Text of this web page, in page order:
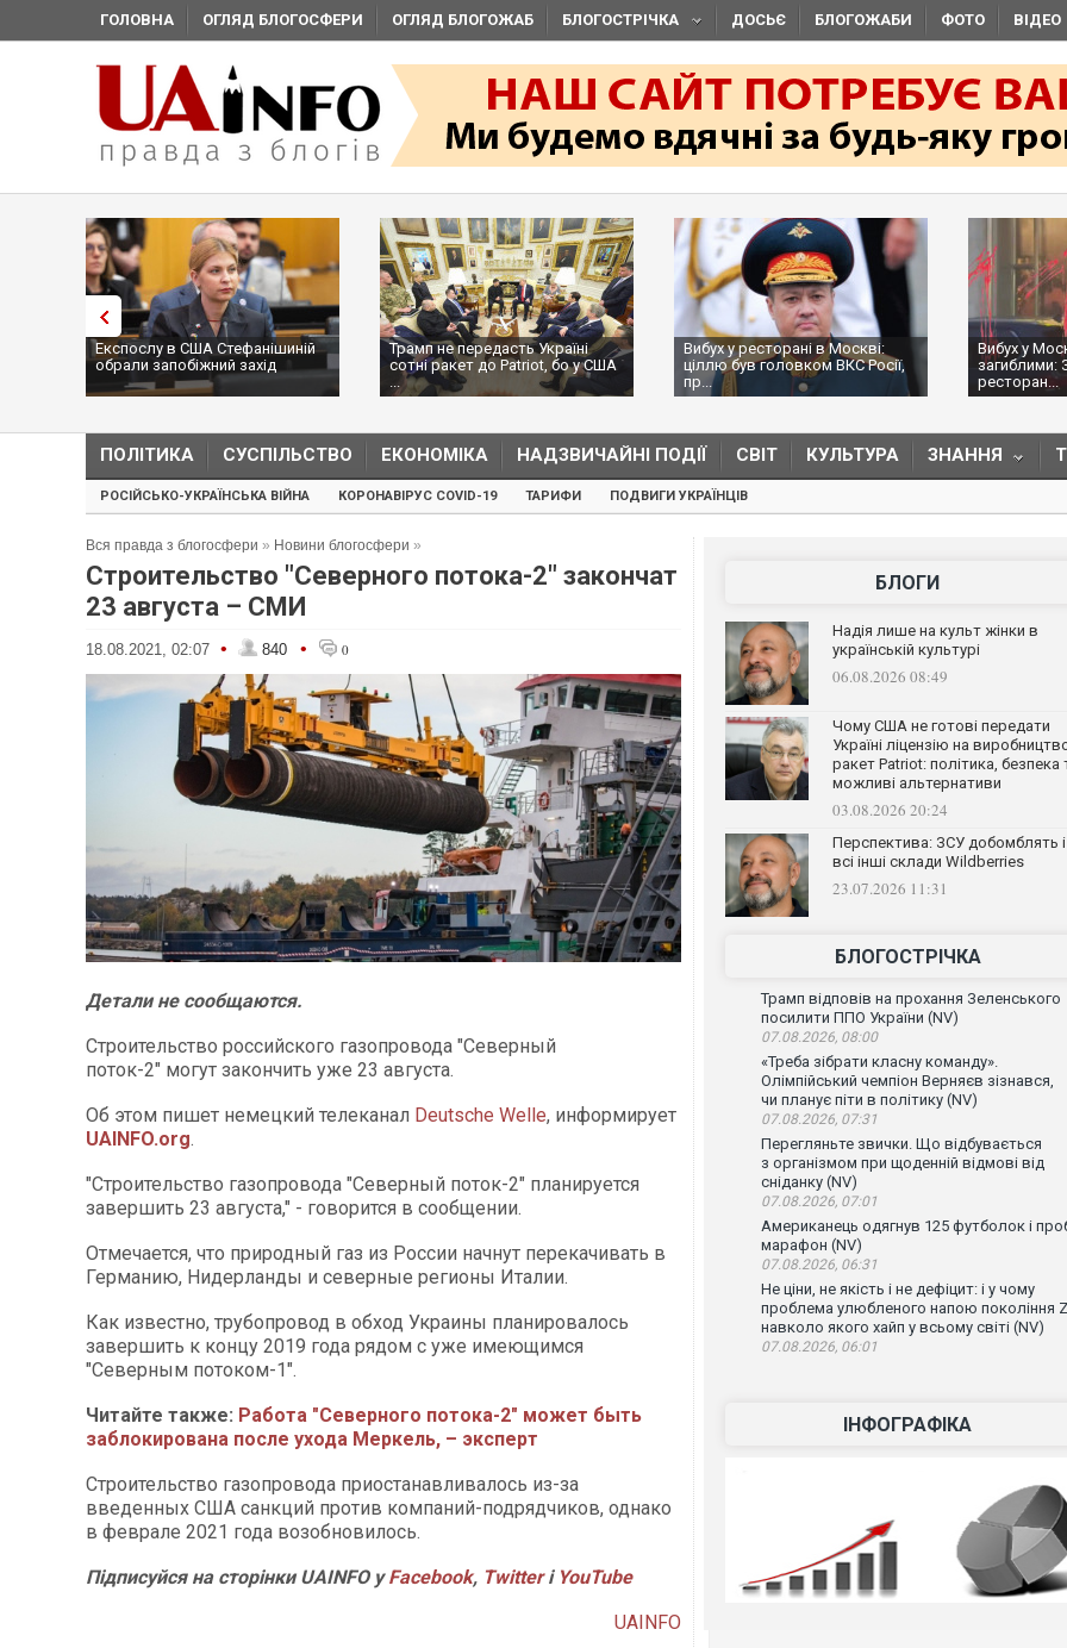
ГОЛОВНА ОГЛЯД БЛОГОСФЕРИ ОГЛЯД БЛОГОЖАБ БЛОГОСТРІЧКА ДОСЬЄ БЛОГОЖАБИ ФОТО ВІДЕО
Експослу в США Стефанішиній
обрали запобіжний захід
Трамп не передасть Україні
сотні ракет до Patriot, бо у США
...
Вибух у ресторані в Москві:
ціллю був головком ВКС Росії,
пр...
Вибух у
загиблими:
ресторан...
ПОЛІТИКА СУСПІЛЬСТВО ЕКОНОМІКА НАДЗВИЧАЙНІ ПОДІЇ СВІТ КУЛЬТУРА ЗНАННЯ
РОСІЙСЬКО-УКРАЇНСЬКА ВІЙНА КОРОНАВІРУС COVID-19 ТАРИФИ ПОДВИГИ УКРАЇНЦІВ
Вся правда з блогосфери » Новини блогосфери »
Строительство "Северного потока-2" закончат
23 августа – СМИ
18.08.2021, 02:07 • 840 • 0
Детали не сообщаются.
Строительство российского газопровода "Северный
поток-2" могут закончить уже 23 августа.
Об этом пишет немецкий телеканал Deutsche Welle, информирует
UAINFO.org.
"Строительство газопровода "Северный поток-2" планируется
завершить 23 августа," - говорится в сообщении.
Отмечается, что природный газ из России начнут перекачивать в
Германию, Нидерланды и северные регионы Италии.
Как известно, трубопровод в обход Украины планировалось
завершить к концу 2019 года рядом с уже имеющимся
"Северным потоком-1".
Читайте также: Работа "Северного потока-2" может быть
заблокирована после ухода Меркель, – эксперт
Строительство газопровода приостанавливалось из-за
введенных США санкций против компаний-подрядчиков, однако
в феврале 2021 года возобновилось.
Підписуйся на сторінки UAINFO уFacebook, Twitterі YouTube
UAINFO
БЛОГИ
Надія лише на культ жінки в
українській культурі
06.08.2026 08:49
Чому США не готові передати
Україні ліцензію на
ракет Patriot: політика, безпека
можливі альтернативи
03.08.2026 20:24
Перспектива: ЗСУ добомблять і
всі інші склади Wildberries
23.07.2026 11:31
БЛОГОСТРІЧКА
Трамп відповів на прохання Зеленського
посилити ППО України (NV)
07.08.2026, 08:00
«Треба зібрати класну команду».
Олімпійський чемпіон Верняєв зізнався,
чи планує піти в політику (NV)
07.08.2026, 07:31
Перегляньте звички. Що відбувається
з організмом при щоденній відмові від
сніданку (NV)
07.08.2026, 07:01
Американець одягнув 125 футболок і
марафон (NV)
07.08.2026, 06:31
Не ціни, не якість і не дефіцит: і у чому
проблема улюбленого напою покоління
навколо якого хайп у всьому світі (NV)
07.08.2026, 06:01
ІНФОГРАФІКА